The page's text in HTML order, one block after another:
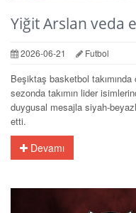
Yiğit Arslan veda
2026-06-21 Futbol
Beşiktaş basketbol takımında
sezonda takımın lider
duygusal mesajla siyah-
etti.
Devamı